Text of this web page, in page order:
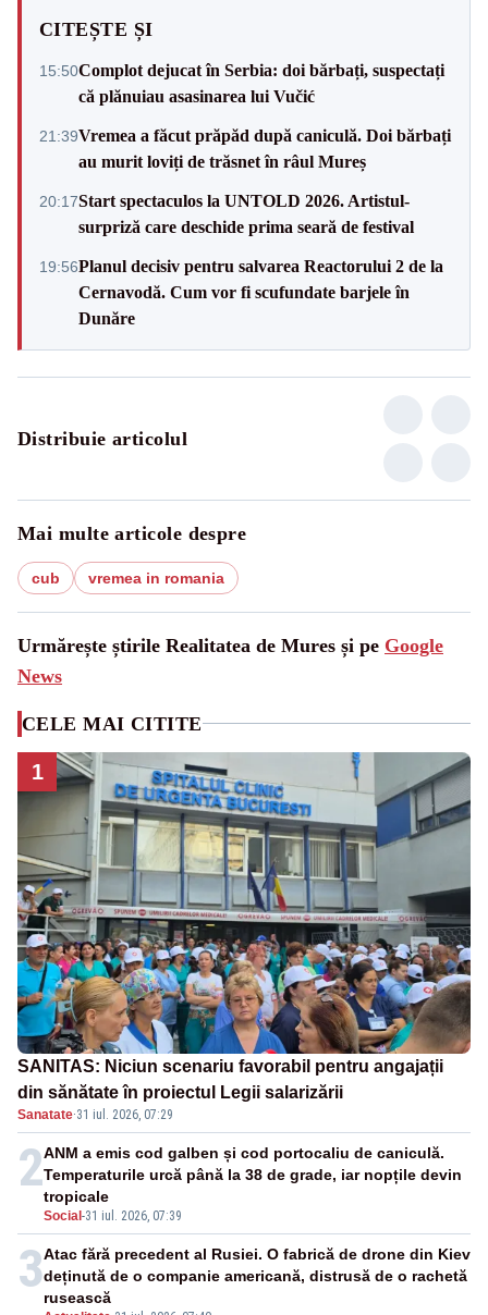
CITEȘTE ȘI
15:50Complot dejucat în Serbia: doi bărbați, suspectați
că plănuiau asasinarea lui Vučić
21:39Vremea a făcut prăpăd după caniculă. Doi bărbați
au murit loviți de trăsnet în râul Mureș
20:17Start spectaculos la UNTOLD 2026. Artistul-
surpriză care deschide prima seară de festival
19:56Planul decisiv pentru salvarea Reactorului 2 de la
Cernavodă. Cum vor fi scufundate barjele în
Dunăre
Distribuie articolul
Mai multe articole despre
cub vremea in romania
Urmărește știrile Realitatea de Mures și pe Google
News
CELE MAI CITITE
1
SANITAS: Niciun scenariu favorabil pentru angajații
din sănătate în proiectul Legii salarizării
Sanatate·31 iul. 2026, 07:29
2
Social -31 iul. 2026, 07:39
ANM a emis cod galben și cod portocaliu de caniculă.
Temperaturile urcă până la 38 de grade, iar nopțile devin
tropicale
3Atac fără precedent al Rusiei. O fabrică de drone din Kiev
deținută de o companie americană, distrusă de o rachetă
rusească